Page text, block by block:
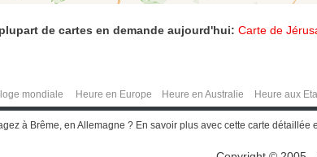
de cartes en demande aujourd'hui: Carte de
mondiale Heure en Europe Heure en Australie Heure aux
à Brême, en Allemagne ? En savoir plus avec cette carte